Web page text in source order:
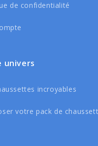
de confidentialité
univers
incroyables
votre pack de